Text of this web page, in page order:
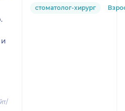
стоматолог-хирург